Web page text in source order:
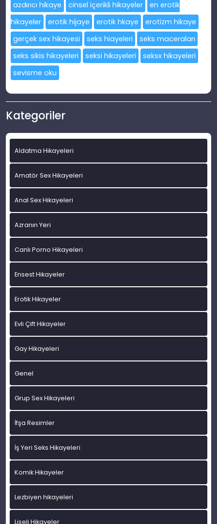
azdırıcı hikaye cinsel içerikli hikayeler
en erotik
hikayeler
erotik hijaye erotik hkaye
erotizm hikaye
gerçek sex hikayesi
seks hiayeleri
seks maceraları
seks sikis hikayeleri
seksi hikayeleri
seksx hikayeleri
sevisme oku
Kategoriler
Aldatma Hikayeleri
Amatör Sex Hikayeleri
Anal Sex Hikayeleri
Azranın Yeri
Canlı Porno Hikayeleri
Ensest Hikayeler
Erotik Hikayeler
Evli Çift Hikayeler
Gay Hikayeleri
Genel
Grup Sex Hikayeleri
İfşa Resimler
İş Yeri Seks Hikayeleri
Komik Hikayeler
Lezbiyen hikayeleri
Liseli Hikayeler